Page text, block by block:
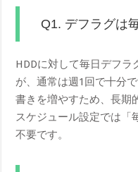
Q1. デフラグは
HDDに対して毎日デフラ
が、通常は週1回で十分
書きを増やすため、長期
スケジュール設定では「
不要です。